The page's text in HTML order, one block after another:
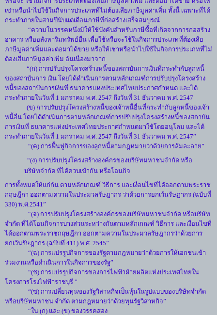
เช่าหรือนำไปใช้ในกิจการประเภทที่ไม่ต้องเสียภาษีมูลค่าเพิ่ม ทั้งนี้ เฉพาะที่ได้
กระทำภายในสามปีนับแต่เดือนภาษีที่ก่อสร้างเสร็จสมบูรณ์
“ความในวรรคหนึ่งมิให้ใช้บังคับสำหรับภาษีซื้อที่เกิดจากการก่อสร้าง
อาคาร หรืออสังหาริมทรัพย์อื่น เพื่อใช้หรือจะใช้ในกิจการประเภทที่ต้องเสีย
ภาษีมูลค่าเพิ่มและต่อมาได้ขาย หรือให้เช่าหรือนำไปใช้ในกิจการประเภทที่ไม่
ต้องเสียภาษีมูลค่าเพิ่ม อันเนื่องมาจาก
“(ก) การปรับปรุงโครงสร้างหนี้ของสถาบันการเงินที่กระทำกับลูกหนี้
ของสถาบันการ เงิน โดยได้ดำเนินการตามหลักเกณฑ์การปรับปรุงโครงสร้าง
หนี้ของสถาบันการเงินที่ ธนาคารแห่งประเทศไทยประกาศกำหนด และได้
กระทำภายในวันที่ 1 มกราคม พ.ศ. 2547 ถึงวันที่ 31 ธันวาคม พ.ศ. 2547
(ข) การปรับปรุงโครงสร้างหนี้ของเจ้าหนี้อื่นที่กระทำกับลูกหนี้ของเจ้า
หนี้อื่น โดยได้ดำเนินการตามหลักเกณฑ์การปรับปรุงโครงสร้างหนี้ของสถาบัน
การเงินที่ ธนาคารแห่งประเทศไทยประกาศกำหนดมาใช้โดยอนุโลม และได้
กระทำภายในวันที่ 1 มกราคม พ.ศ. 2547 ถึงวันที่ 31 ธันวาคม พ.ศ. 2547”
“(ค) การฟื้นฟูกิจการของลูกหนี้ตามกฎหมายว่าด้วยการล้มละลาย”
“(ง) การปรับปรุงโครงสร้างองค์กรของบริษัทมหาชนจำกัด หรือ
บริษัทจำกัด ที่ได้ควบเข้ากัน หรือโอนกิจ
การทั้งหมดให้แก่กัน ตามหลักเกณฑ์ วิธีการ และเงื่อนไขที่ได้ออกตามพระราช
กฤษฎีกา ออกตามความในประมวลรัษฎากร ว่าด้วยการยกเว้นรัษฎากร (ฉบับที่
330) พ.ศ.2541”
“(จ) การปรับปรุงโครงสร้างองค์กรของบริษัทมหาชนจำกัด หรือบริษัท
จำกัด ที่ได้โอนกิจการบางส่วนระหว่างกันตามหลักเกณฑ์ วิธีการ และเงื่อนไขที่
ได้ออกตามพระราชกฤษฎีกา ออกตามความในประมวลรัษฎากรว่าด้วยการ
ยกเว้นรัษฎากร (ฉบับที่ 411) พ.ศ. 2545”
“(ฉ) การแปรรูปกิจการของรัฐตามกฎหมายว่าด้วยการให้เอกชนเข้า
ร่วมงานหรือดำเนินการในกิจการของรัฐ”
“(ช) การแปรรูปกิจการของการไฟฟ้าฝ่ายผลิตแห่งประเทศไทยใน
โครงการโรงไฟฟ้าราชบุรี ”
“(ซ) การเปลี่ยนทุนของรัฐวิสาหกิจเป็นหุ้นในรูปแบบของบริษัทจำกัด
หรือบริษัทมหาชน จำกัด ตามกฎหมายว่าด้วยทุนรัฐวิสาหกิจ”
“ใน (ก) และ (ข) ของวรรคสอง